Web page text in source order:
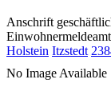
Anschrift
Holstein Itzstedt
No Image Available